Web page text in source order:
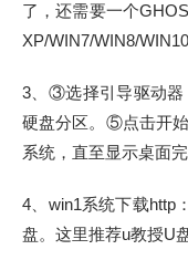
了，还需要一个
XP/WIN7/WIN8/WIN10
3、③选择引导驱动
硬盘分区。⑤点击开
系统，直至显示桌面
4、win1系统下载http
盘。这里推荐u教授U